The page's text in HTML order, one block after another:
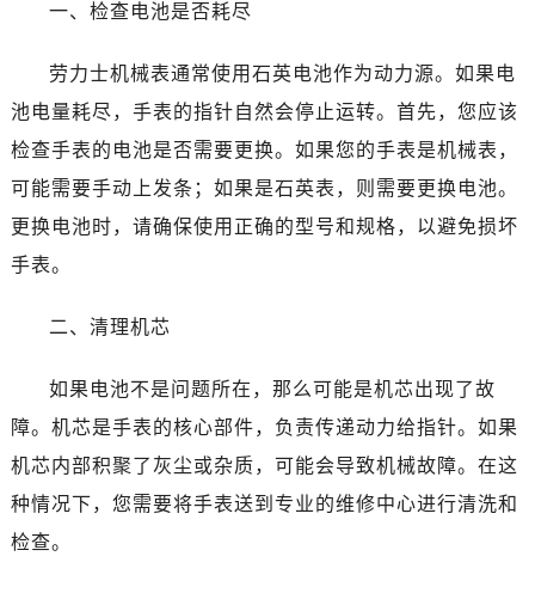
一、检查电池是否耗尽
劳力士机械表通常使用石英电池作为动力源。如果电
池电量耗尽，手表的指针自然会停止运转。首先，您应该
检查手表的电池是否需要更换。如果您的手表是机械表，
可能需要手动上发条；如果是石英表，则需要更换电池。
更换电池时，请确保使用正确的型号和规格，以避免损坏
手表。
二、清理机芯
如果电池不是问题所在，那么可能是机芯出现了故
障。机芯是手表的核心部件，负责传递动力给指针。如果
机芯内部积聚了灰尘或杂质，可能会导致机械故障。在这
种情况下，您需要将手表送到专业的维修中心进行清洗和
检查。